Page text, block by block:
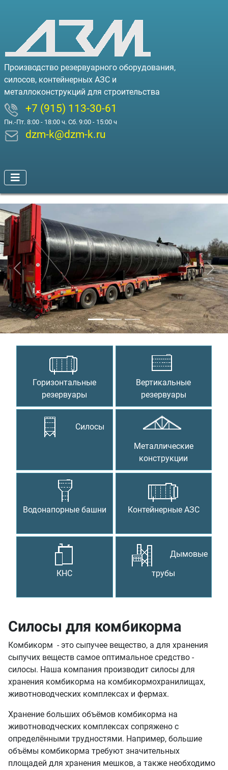
Производство резервуарного оборудования,
силосов, контейнерных АЗС и
металлоконструкций для строительства
+7 (915) 113-30-61
Пн.-Пт. 8:00 - 18:00 ч. Сб. 9:00 - 15:00 ч
dzm-k@dzm-k.ru
Предыдущий
Горизонтальные
резервуары
Вертикальные
резервуары
Силосы
Металлические
конструкции
Водонапорные башни Контейнерные АЗС
КНС
Дымовые
трубы
Силосы для комбикорма
Комбикорм - это сыпучее вещество, а для хранения
сыпучих веществ самое оптимальное средство -
силосы. Наша компания производит силосы для
хранения комбикорма на комбикормохранилищах,
животноводческих комплексах и фермах.
Хранение больших объёмов комбикорма на
животноводческих комплексах сопряжено с
определёнными трудностями. Например, большие
объёмы комбикорма требуют значительных
площадей для хранения мешков, а также необходимо